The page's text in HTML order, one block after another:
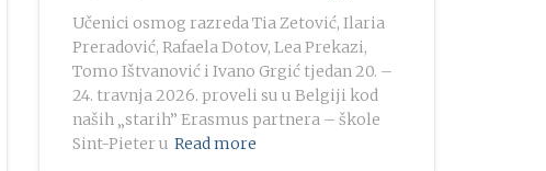
Učenici osmog razreda Tia Zetović, Ilaria
Preradović, Rafaela Dotov, Lea Prekazi,
Tomo Ištvanović i Ivano Grgić tjedan 20. –
24. travnja 2026. proveli su u Belgiji kod
naših „starih” Erasmus partnera – škole
Sint-Pieter u Read more